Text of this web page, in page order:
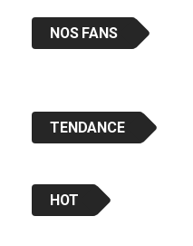
NOS FANS
TENDANCE
HOT